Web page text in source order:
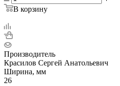
В корзину
Производитель
Красилов Сергей Анатольевич
Ширина, мм
26